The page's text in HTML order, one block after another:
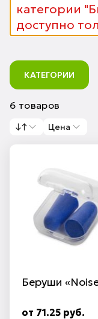
категории
доступно
КАТЕГОРИИ
6 товаров
↓↑ Цена
Беруши
от 71.25 руб.